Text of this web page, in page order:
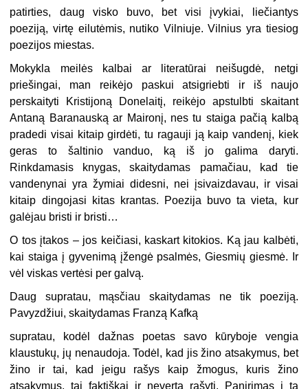
patirties, daug visko buvo, bet visi įvykiai, liečiantys
poeziją, virtę eilutėmis, nutiko Vilniuje. Vilnius yra tiesiog
poezijos miestas.
Mokykla meilės kalbai ar literatūrai neišugdė, netgi
priešingai, man reikėjo paskui atsigriebti ir iš naujo
perskaityti Kristijoną Donelaitį, reikėjo apstulbti skaitant
Antaną Baranauską ar Maironį, nes tu staiga pačią kalbą
pradedi visai kitaip girdėti, tu ragauji ją kaip vandenį, kiek
geras to šaltinio vanduo, ką iš jo galima daryti.
Rinkdamasis knygas, skaitydamas pamačiau, kad tie
vandenynai yra žymiai didesni, nei įsivaizdavau, ir visai
kitaip dingojasi kitas krantas. Poezija buvo ta vieta, kur
galėjau bristi ir bristi…
O tos įtakos – jos keičiasi, kaskart kitokios. Ką jau kalbėti,
kai staiga į gyvenimą įžengė psalmės, Giesmių giesmė. Ir
vėl viskas vertėsi per galvą.
Daug supratau, mąsčiau skaitydamas ne tik poeziją.
Pavyzdžiui, skaitydamas Franzą Kafką
supratau, kodėl dažnas poetas savo kūryboje vengia
klaustukų, jų nenaudoja. Todėl, kad jis žino atsakymus, bet
žino ir tai, kad jeigu rašys kaip žmogus, kuris žino
atsakymus, tai faktiškai ir neverta rašyti. Panirimas į tą